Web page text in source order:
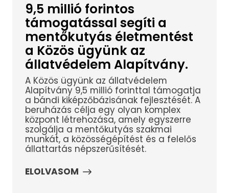
9,5 millió forintos
támogatással segíti a
mentőkutyás életmentést
a Közös ügyünk az
állatvédelem Alapítvány.
A Közös ügyünk az állatvédelem
Alapítvány 9,5 millió forinttal támogatja
a bándi kiképzőbázisának fejlesztését. A
beruházás célja egy olyan komplex
központ létrehozása, amely egyszerre
szolgálja a mentőkutyás szakmai
munkát, a közösségépítést és a felelős
állattartás népszerűsítését.
ELOLVASOM